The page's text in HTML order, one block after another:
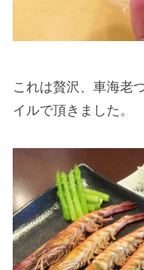
これは贅沢、車海老
イルで頂きました。